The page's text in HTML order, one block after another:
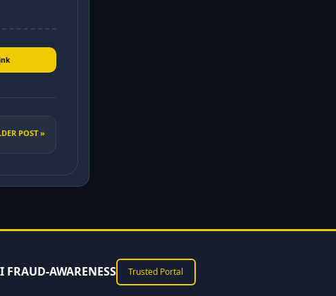
POST »
AWARENESS Trusted Portal